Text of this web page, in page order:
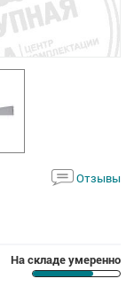
Отзывы
На складе умеренно